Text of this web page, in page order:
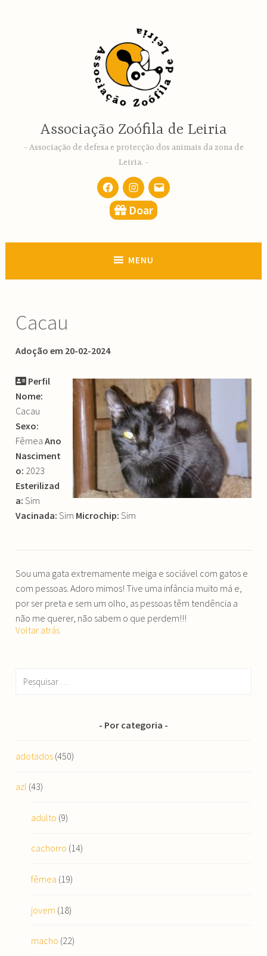
Associação Zoófila de Leiria
Associação de defesa e protecção dos animais da zona de
Leiria.
FacebookInstagram
email
Doar
MENU
Cacau
Adoção em 20-02-2024
Perfil
Nome:
Cacau
Sexo:
Fêmea Ano
Nasciment
o: 2023
Esterilizad
a: Sim
Vacinada:Sim Microchip:Sim
Sou uma gata extremamente meiga e sociável com gatos e
com pessoas. Adoro mimos! Tive uma infância muito má e,
por ser preta e sem um olho, as pessoas têm tendência a
não me querer, não sabem o que perdem!!!
Voltar atrás
Por categoria
adotados (450)
azl (43)
adulto (9)
cachorro (14)
fêmea (19)
jovem (18)
macho (22)